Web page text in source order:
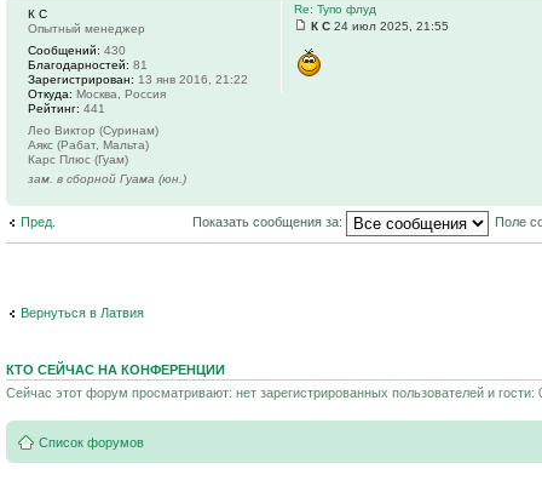
Re: Тупо флуд
К С 24 июл 2025, 21:55
К С
Опытный менеджер
Сообщений: 430
Благодарностей: 81
Зарегистрирован: 13 янв 2016, 21:22
Откуда: Москва, Россия
Рейтинг: 441
Лео Виктор (Суринам)
Аякс (Рабат, Мальта)
Карс Плюс (Гуам)
зам. в сборной Гуама (юн.)
Пред. Показать сообщения за: Поле
Вернуться в Латвия
КТО СЕЙЧАС НА КОНФЕРЕНЦИИ
Сейчас этот форум просматривают: нет зарегистрированных пользователей и гости:
Список форумов